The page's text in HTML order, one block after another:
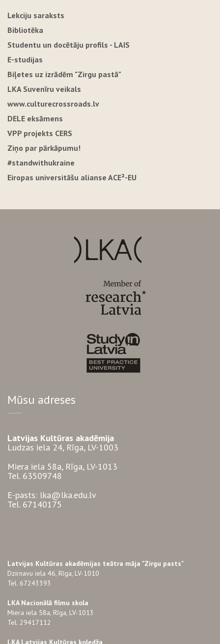
Lekciju saraksts
Bibliotēka
Studentu un docētāju profils - LAIS
E-studijas
Biļetes uz izrādēm "Zirgu pastā"
LKA Suvenīru veikals
www.culturecrossroads.lv
DELE eksāmens
VPP projekts CERS
Ziņo par pārkāpumu!
#standwithukraine
Eiropas universitāšu alianse ACE²-EU
Mūsu adreses
Latvijas Kultūras akadēmija
Ludzas iela 24, Rīga, LV-1003
Miera iela 58a, Rīga, LV-1013
Tel. 63509748
E-pasts: lka@lka.edu.lv
Tel. 67140175
Latvijas Kultūras akadēmijas teātra māja "Zirgu pasts"
Dzirnavu iela 46, Rīga, LV-1010
Tel. 67243393
LKA Nacionālā filmu skola
Miera iela 58a, Rīga, LV-1013
Tel. 29417112
LKA Latvijas Kultūras koledža